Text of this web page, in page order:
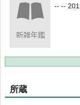
-- --
所蔵